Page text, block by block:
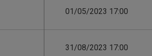
01/05/2023 17:00
31/08/2023 17:00